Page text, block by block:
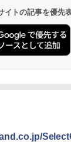
イトの記事を優先